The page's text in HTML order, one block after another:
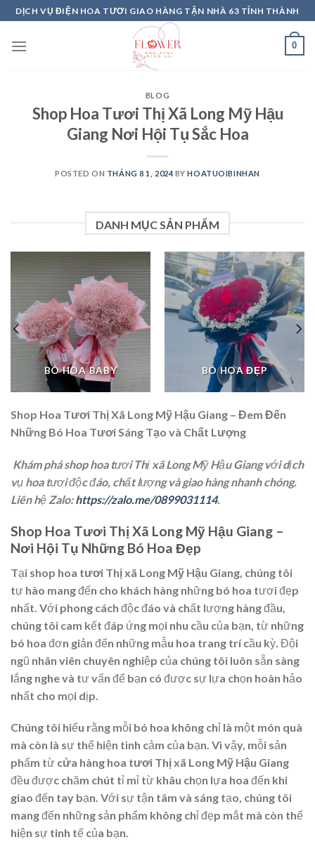
Skip
to
content
DỊCH VỤ ĐIỆN HOA TƯƠI GIAO HÀNG TẬN NHÀ 63 TỈNH THÀNH
0
BLOG
Shop Hoa Tươi Thị Xã Long Mỹ Hậu
Giang Nơi Hội Tụ Sắc Hoa
POSTED ON THÁNG 8 1, 2024 BYHOATUOIBINHAN
DANH MỤC SẢN PHẨM
BÓ HOA BABY BÓ HOA ĐẸP
Shop Hoa Tươi Thị Xã Long Mỹ Hậu Giang – Đem Đến
Những Bó Hoa Tươi Sáng Tạo và Chất Lượng
Khám phá shop hoa tươi Thị xã Long Mỹ Hậu Giang với dịch
vụ hoa tươi độc đáo, chất lượng và giao hàng nhanh chóng.
Liên hệ Zalo:https://zalo.me/0899031114.
Shop Hoa Tươi Thị Xã Long Mỹ Hậu Giang –
Nơi Hội Tụ Những Bó Hoa Đẹp
Tại shop hoa tươi Thị xã Long Mỹ Hậu Giang , chúng tôi
tự hào mang đến cho khách hàng những bó hoa tươi đẹp
nhất. Với phong cách độc đáo và chất lượng hàng đầu,
chúng tôi cam kết đáp ứng mọi nhu cầu của bạn, từ những
bó hoa đơn giản đến những mẫu hoa trang trí cầu kỳ. Đội
ngũ nhân viên chuyên nghiệp của chúng tôi luôn sẵn sàng
lắng nghe và tư vấn để bạn có được sự lựa chọn hoàn hảo
nhất cho mọi dịp.
Chúng tôi hiểu rằng mỗi bó hoa không chỉ là một món quà
mà còn là sự thể hiện tình cảm của bạn. Vì vậy, mỗi sản
phẩm từ cửa hàng hoa tươi Thị xã Long Mỹ Hậu Giang
đều được chăm chút tỉ mỉ từ khâu chọn lựa hoa đến khi
giao đến tay bạn. Với sự tận tâm và sáng tạo, chúng tôi
mang đến những sản phẩm không chỉ đẹp mắt mà còn thể
hiện sự tinh tế của bạn.